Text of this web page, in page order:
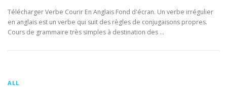
Télécharger Verbe Courir En Anglais Fond d'écran. Un verbe irrégulier
en anglais est un verbe qui suit des règles de conjugaisons propres.
Cours de grammaire très simples à destination des …
ALL